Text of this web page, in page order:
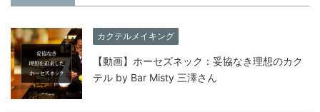
カクテルメイキング
【動画】ホーセズネック：妥協なき理想のカク
テル by Bar Misty 三澤さん